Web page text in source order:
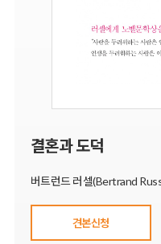
결혼과 도덕
버트런드 러셀(Bertrand
견본신청